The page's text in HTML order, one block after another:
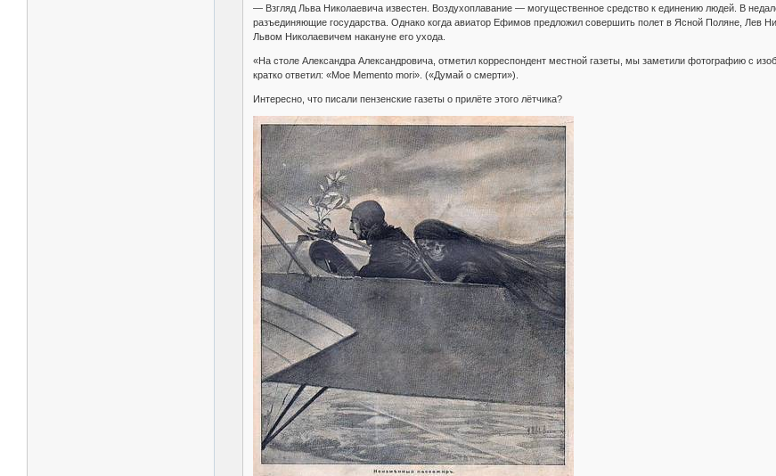
— Взгляд Льва Николаевича известен. Воздухоплавание — могущественное средство к единению людей. В
разъединяющие государства. Однако когда авиатор Ефимов предложил совершить полет в Ясной Поляне, Лев
Львом Николаевичем накануне его ухода.
«На столе Александра Александровича, отметил корреспондент местной газеты, мы заметили фотографию с
кратко ответил: «Мое Mеmеnto mori». («Думай о смерти»).
Интересно, что писали пензенские газеты о прилёте этого лётчика?